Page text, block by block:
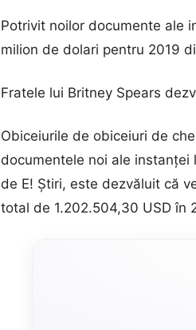
Potrivit noilor documente ale
milion de dolari pentru 2019
Fratele lui Britney Spears
Obiceiurile de obiceiuri de
documentele noi ale
de E! Știri, este dezvăluit că
total de 1.202.504,30 USD în